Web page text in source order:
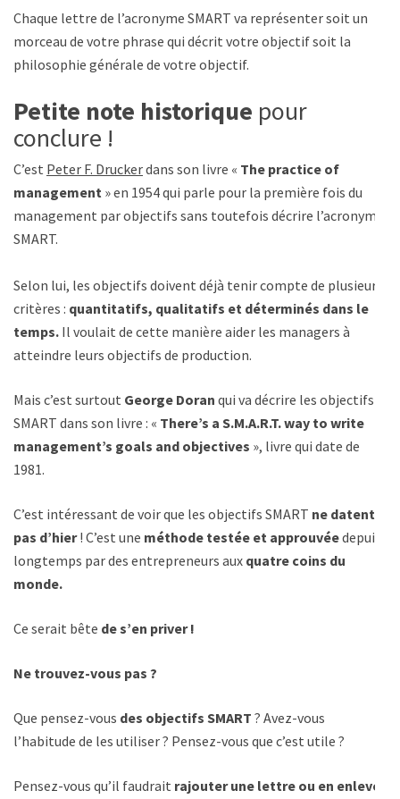
Chaque lettre de l’acronyme SMART va représenter soit un
morceau de votre phrase qui décrit votre objectif soit la
philosophie générale de votre objectif.
Petite note historique pour
conclure !
C’est Peter F. Druckerdans son livre « The practice of
management » en 1954 qui parle pour la première fois du
management par objectifs sans toutefois décrire l’acronyme
SMART.
Selon lui, les objectifs doivent déjà tenir compte de plusieurs
critères : quantitatifs, qualitatifs et déterminés dans le
temps. Il voulait de cette manière aider les managers à
atteindre leurs objectifs de production.
Mais c’est surtout George Doran qui va décrire les objectifs
SMART dans son livre : « There’s a S.M.A.R.T. way to write
management’s goals and objectives », livre qui date de
1981.
C’est intéressant de voir que les objectifs SMART ne datent
pas d’hier! C’est une méthode testée et approuvéedepuis
longtemps par des entrepreneurs aux quatre coins du
monde.
Ce serait bête de s’en priver !
Ne trouvez-vous pas ?
Que pensez-vous des objectifs SMART ? Avez-vous
l’habitude de les utiliser ? Pensez-vous que c’est utile ?
Pensez-vous qu’il faudrait rajouter une lettre ou en enlever